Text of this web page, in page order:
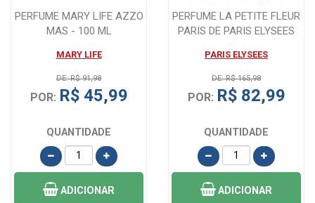
PERFUME MARY LIFE AZZO
MAS - 100 ML
MARY LIFE
DE: R$ 91,98
POR: R$ 45,99
QUANTIDADE
ADICIONAR
PERFUME LA PETITE FLEUR
PARIS DE PARIS ELYSEES
PARIS ELYSEES
DE: R$ 165,98
POR: R$ 82,99
QUANTIDADE
ADICIONAR